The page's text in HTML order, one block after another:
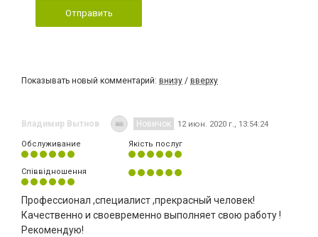
Отправить
Показывать новый комментарий: внизу / вверху
Владимир Вытнов Новичок 12 июн. 2020 г., 13:54:24
Обслуживание Якість послуг
Співвідношення
Профессионал ,специалист ,прекрасный человек!
Качественно и своевременно выполняет свою работу !
Рекомендую!